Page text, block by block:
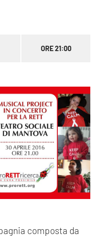
ORE 21:00
composta da